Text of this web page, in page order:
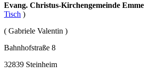
Evang. Christus-Kirchengemeinde
Tisch )
( Gabriele Valentin )
Bahnhofstraße 8
32839 Steinheim